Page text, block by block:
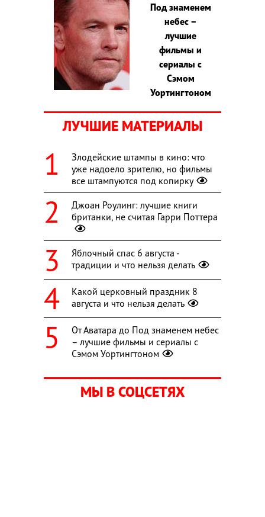
Под знаменем
небес –
лучшие
фильмы и
сериалы с
Сэмом
Уортингтоном
ЛУЧШИЕ МАТЕРИАЛЫ
Злодейские штампы в кино: что
уже надоело зрителю, но фильмы
все штампуются под копирку
Джоан Роулинг: лучшие книги
британки, не считая Гарри Поттера
Яблочный спас 6 августа -
традиции и что нельзя делать
Какой церковный праздник 8
августа и что нельзя делать
От Аватара до Под знаменем небес
– лучшие фильмы и сериалы с
Сэмом Уортингтоном
МЫ В СОЦСЕТЯХ